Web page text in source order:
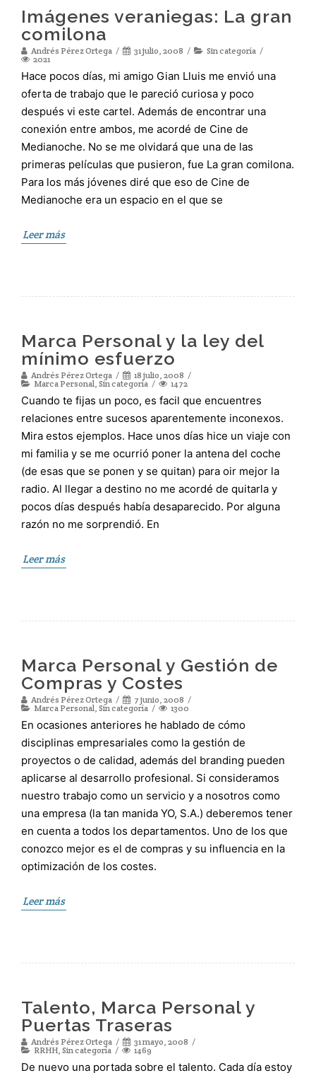
Imágenes veraniegas: La gran
comilona
Andrés Pérez Ortega 31 julio, 2008
Sin categoría
2021
Hace pocos días, mi amigo Gian Lluis me envió una
oferta de trabajo que le pareció curiosa y poco
después vi este cartel. Además de encontrar una
conexión entre ambos, me acordé de Cine de
Medianoche. No se me olvidará que una de las
primeras películas que pusieron, fue La gran comilona.
Para los más jóvenes diré que eso de Cine de
Medianoche era un espacio en el que se
Leer más
Marca Personal y la ley del
mínimo esfuerzo
Andrés Pérez Ortega
18 julio, 2008
Marca Personal, Sin categoría 1472
Cuando te fijas un poco, es facil que encuentres
relaciones entre sucesos aparentemente inconexos.
Mira estos ejemplos. Hace unos días hice un viaje con
mi familia y se me ocurrió poner la antena del coche
(de esas que se ponen y se quitan) para oir mejor la
radio. Al llegar a destino no me acordé de quitarla y
pocos días después había desaparecido. Por alguna
razón no me sorprendió. En
Leer más
Marca Personal y Gestión de
Compras y Costes
Andrés Pérez Ortega
7 junio, 2008
Marca Personal, Sin categoría 1300
En ocasiones anteriores he hablado de cómo
disciplinas empresariales como la gestión de
proyectos o de calidad, además del branding pueden
aplicarse al desarrollo profesional. Si consideramos
nuestro trabajo como un servicio y a nosotros como
una empresa (la tan manida YO, S.A.) deberemos tener
en cuenta a todos los departamentos. Uno de los que
conozco mejor es el de compras y su influencia en la
optimización de los costes.
Leer más
Talento, Marca Personal y
Puertas Traseras
Andrés Pérez Ortega
31 mayo, 2008
RRHH, Sin categoría 1469
De nuevo una portada sobre el talento. Cada día estoy